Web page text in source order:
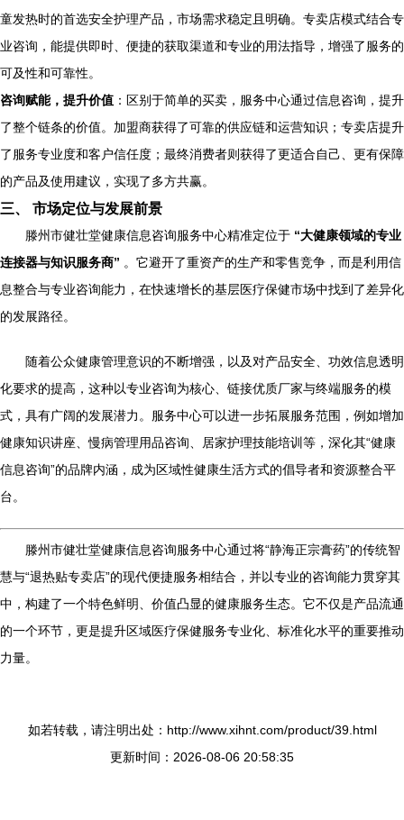
童发热时的首选安全护理产品，市场需求稳定且明确。专卖店模式结合专
业咨询，能提供即时、便捷的获取渠道和专业的用法指导，增强了服务的
可及性和可靠性。
咨询赋能，提升价值 ：区别于简单的买卖，服务中心通过信息咨询，提升
了整个链条的价值。加盟商获得了可靠的供应链和运营知识；专卖店提升
了服务专业度和客户信任度；最终消费者则获得了更适合自己、更有保障
的产品及使用建议，实现了多方共赢。
三、 市场定位与发展前景
滕州市健壮堂健康信息咨询服务中心精准定位于 “大健康领域的专业
连接器与知识服务商” 。它避开了重资产的生产和零售竞争，而是利用信
息整合与专业咨询能力，在快速增长的基层医疗保健市场中找到了差异化
的发展路径。
随着公众健康管理意识的不断增强，以及对产品安全、功效信息透明
化要求的提高，这种以专业咨询为核心、链接优质厂家与终端服务的模
式，具有广阔的发展潜力。服务中心可以进一步拓展服务范围，例如增加
健康知识讲座、慢病管理用品咨询、居家护理技能培训等，深化其“健康
信息咨询”的品牌内涵，成为区域性健康生活方式的倡导者和资源整合平
台。
滕州市健壮堂健康信息咨询服务中心通过将“静海正宗膏药”的传统智
慧与“退热贴专卖店”的现代便捷服务相结合，并以专业的咨询能力贯穿其
中，构建了一个特色鲜明、价值凸显的健康服务生态。它不仅是产品流通
的一个环节，更是提升区域医疗保健服务专业化、标准化水平的重要推动
力量。
如若转载，请注明出处：http://www.xihnt.com/product/39.html
更新时间：2026-08-06 20:58:35